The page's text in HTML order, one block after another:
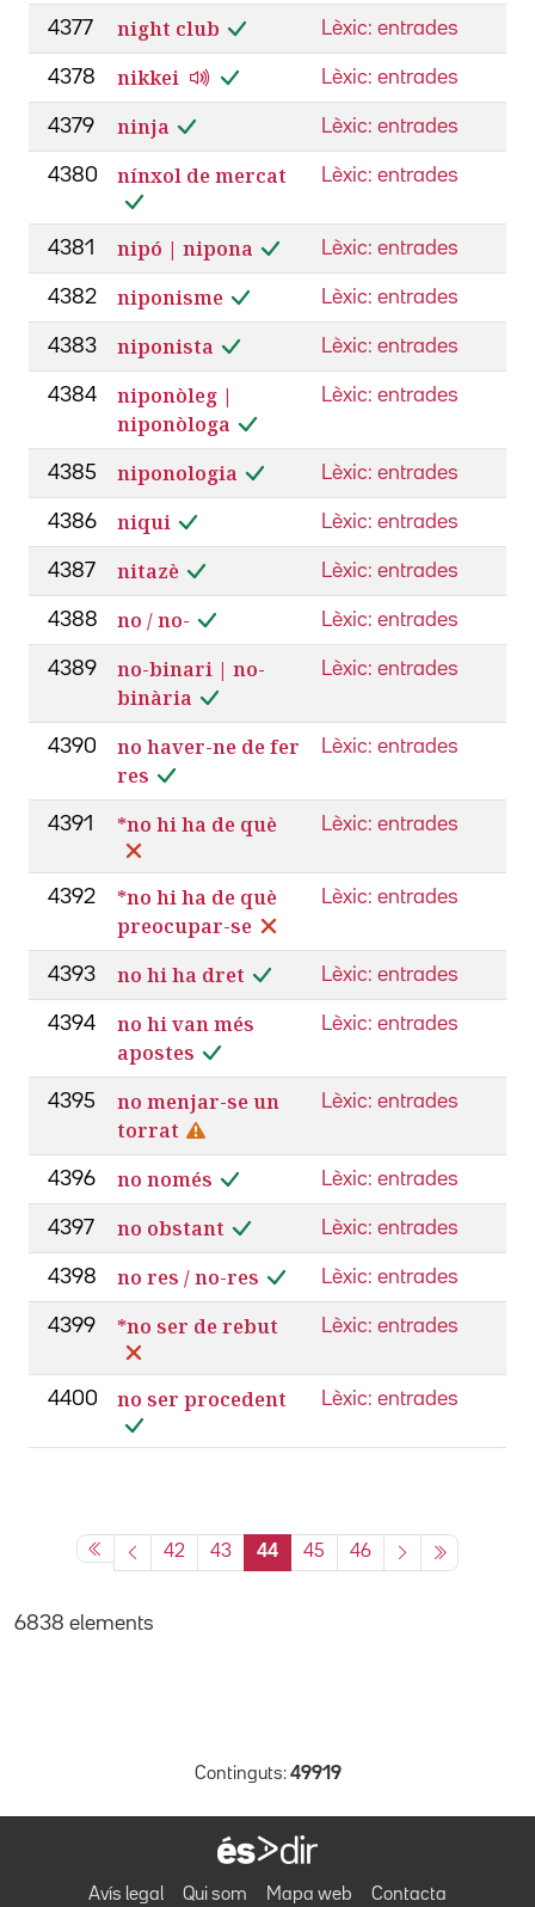
4377 night club Lèxic: entrades
4378 nikkei Lèxic: entrades
4379 ninja Lèxic: entrades
4380 nínxol de mercat Lèxic: entrades
4381 nipó | nipona Lèxic: entrades
4382 niponisme Lèxic: entrades
4383 niponista Lèxic: entrades
4384
niponòleg |
niponòloga
Lèxic: entrades
4385 niponologia Lèxic: entrades
4386 niqui Lèxic: entrades
4387 nitazè Lèxic: entrades
4388 no / no- Lèxic: entrades
4389
no-binari | no-
binària
Lèxic: entrades
4390
no haver-ne de fer
res
Lèxic: entrades
4391 *no hi ha de què Lèxic: entrades
4392
*no hi ha de què
preocupar-se
Lèxic: entrades
4393 no hi ha dret Lèxic: entrades
4394
no hi van més
apostes
Lèxic: entrades
4395
no menjar-se un
torrat
Lèxic: entrades
4396 no només Lèxic: entrades
4397 no obstant Lèxic: entrades
4398 no res / no-res Lèxic: entrades
4399 *no ser de rebut Lèxic: entrades
4400 no ser procedent Lèxic: entrades
42 43 44 45 46
6838 elements
Continguts: 49919
Avís legal Qui som Mapa web Contacta